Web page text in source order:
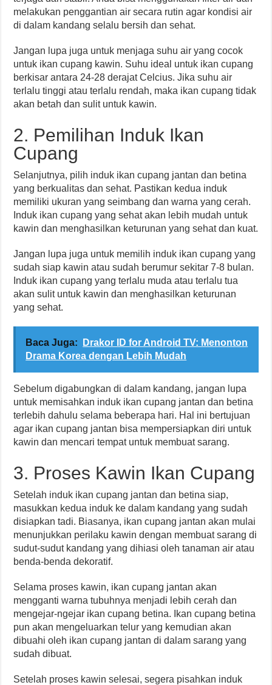
melakukan penggantian air secara rutin agar kondisi air
di dalam kandang selalu bersih dan sehat.
Jangan lupa juga untuk menjaga suhu air yang cocok
untuk ikan cupang kawin. Suhu ideal untuk ikan cupang
berkisar antara 24-28 derajat Celcius. Jika suhu air
terlalu tinggi atau terlalu rendah, maka ikan cupang tidak
akan betah dan sulit untuk kawin.
2. Pemilihan Induk Ikan
Cupang
Selanjutnya, pilih induk ikan cupang jantan dan betina
yang berkualitas dan sehat. Pastikan kedua induk
memiliki ukuran yang seimbang dan warna yang cerah.
Induk ikan cupang yang sehat akan lebih mudah untuk
kawin dan menghasilkan keturunan yang sehat dan kuat.
Jangan lupa juga untuk memilih induk ikan cupang yang
sudah siap kawin atau sudah berumur sekitar 7-8 bulan.
Induk ikan cupang yang terlalu muda atau terlalu tua
akan sulit untuk kawin dan menghasilkan keturunan
yang sehat.
Baca Juga:
Drakor ID for Android TV: Menonton
Drama Korea dengan Lebih Mudah
Sebelum digabungkan di dalam kandang, jangan lupa
untuk memisahkan induk ikan cupang jantan dan betina
terlebih dahulu selama beberapa hari. Hal ini bertujuan
agar ikan cupang jantan bisa mempersiapkan diri untuk
kawin dan mencari tempat untuk membuat sarang.
3. Proses Kawin Ikan Cupang
Setelah induk ikan cupang jantan dan betina siap,
masukkan kedua induk ke dalam kandang yang sudah
disiapkan tadi. Biasanya, ikan cupang jantan akan mulai
menunjukkan perilaku kawin dengan membuat sarang di
sudut-sudut kandang yang dihiasi oleh tanaman air atau
benda-benda dekoratif.
Selama proses kawin, ikan cupang jantan akan
mengganti warna tubuhnya menjadi lebih cerah dan
mengejar-ngejar ikan cupang betina. Ikan cupang betina
pun akan mengeluarkan telur yang kemudian akan
dibuahi oleh ikan cupang jantan di dalam sarang yang
sudah dibuat.
Setelah proses kawin selesai, segera pisahkan induk